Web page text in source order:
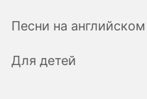
Песни на английском
Для детей